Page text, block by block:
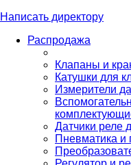
Написать директору
Распродажа
Клапаны и
Катушки для
Измерители
Датчики реле
Пневматика и